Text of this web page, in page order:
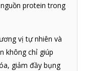
protein trong
vị tự nhiên và
không chỉ giúp
giảm đầy bụng